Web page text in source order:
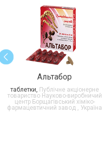
Альтабор
таблетки, Публічне акціонерне
товариство Науково-виробничий
центр Борщагівський хіміко-
фармацевтичний завод , Україна